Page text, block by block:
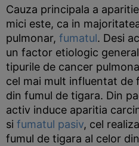
Cauza principala a
mici este, ca in
pulmonar, fumatul. Desi
un factor etiologic
tipurile de cancer
cel mai mult influentat de
din fumul de tigara. Din
activ induce aparitia
si fumatul pasiv, cel
fumul de tigara al celor